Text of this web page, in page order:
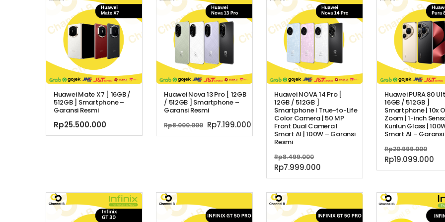
Huawei Mate X7 [ 16GB /
512GB ] Smartphone –
Garansi Resmi
Rp25.500.000
Huawei Nova 13 Pro [ 12GB
/ 512GB ] Smartphone –
Garansi Resmi
Rp8.000.000 Harga
aslinya
Rp7.199.000Harga
saat
adalah:
Rp7.199.000.
Huawei NOVA 14 Pro [
12GB / 512GB ]
Smartphone l True-to-Life
Color Camera | 50 MP
Front Dual Camera l
Smart AI | 100W – Garansi
Resmi
Rp8.499.000
aslinya
adalah:
Rp7.999.000
saat
Rp7.999.000.
Huawei PURA 80
16GB / 512GB ]
Smartphone | 10x
Zoom | 1-inch
Kunlun Glass |
Smart AI – Garansi
Rp20.999.000
Rp19.099.000